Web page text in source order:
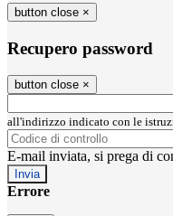
button close ×
Recupero password
button close ×
all'indirizzo indicato con le
E-mail inviata, si prega di
Errore